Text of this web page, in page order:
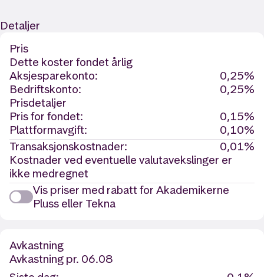
Detaljer
Pris
Dette koster fondet årlig
Aksjesparekonto:
0,25%
Bedriftskonto:
0,25%
Prisdetaljer
Pris for fondet:
0,15%
Plattformavgift:
0,10%
Transaksjonskostnader:
0,01%
Kostnader ved eventuelle valutavekslinger er
ikke medregnet
Vis priser med rabatt for Akademikerne
Pluss eller Tekna
Avkastning
Avkastning pr. 06.08